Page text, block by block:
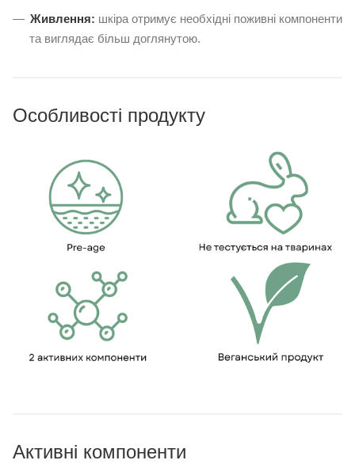
Живлення: шкіра отримує необхідні поживні компоненти
та виглядає більш доглянутою.
Особливості продукту
Активні компоненти